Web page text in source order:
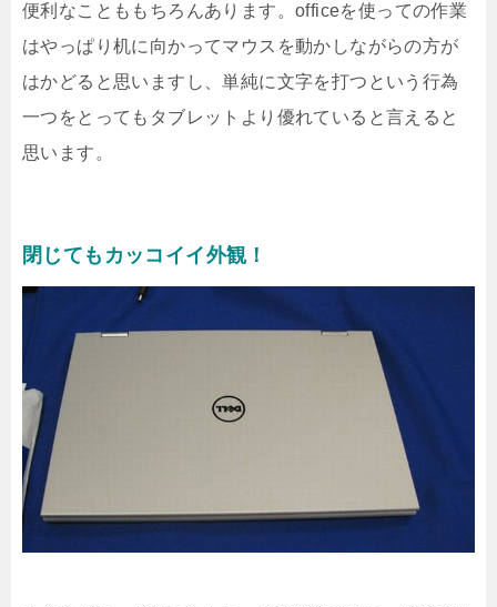
便利なことももちろんあります。officeを使っての作業
はやっぱり机に向かってマウスを動かしながらの方が
はかどると思いますし、単純に文字を打つという行為
一つをとってもタブレットより優れていると言えると
思います。
閉じてもカッコイイ外観！